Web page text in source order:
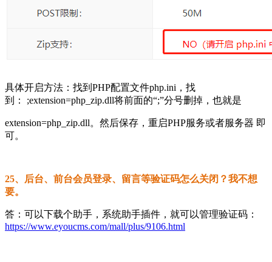
具体开启方法：找到PHP配置文件php.ini，找
到： ;extension=php_zip.dll将前面的“;”分号删掉，也就是
extension=php_zip.dll。然后保存，重启PHP服务或者服务器 即
可。
25、后台、前台会员登录、留言等验证码怎么关闭？我不想
要。
答：可以下载个助手，系统助手插件，就可以管理验证码：
https://www.eyoucms.com/mall/plus/9106.html